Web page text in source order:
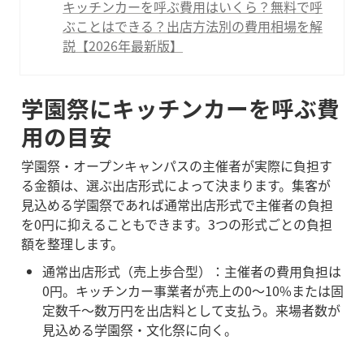
キッチンカーを呼ぶ費用はいくら？無料で呼
ぶことはできる？出店方法別の費用相場を解
説【2026年最新版】
学園祭にキッチンカーを呼ぶ費
用の目安
学園祭・オープンキャンパスの主催者が実際に負担す
る金額は、選ぶ出店形式によって決まります。集客が
見込める学園祭であれば通常出店形式で主催者の負担
を0円に抑えることもできます。3つの形式ごとの負担
額を整理します。
通常出店形式（売上歩合型）：主催者の費用負担は
0円。キッチンカー事業者が売上の0〜10%または固
定数千〜数万円を出店料として支払う。来場者数が
見込める学園祭・文化祭に向く。